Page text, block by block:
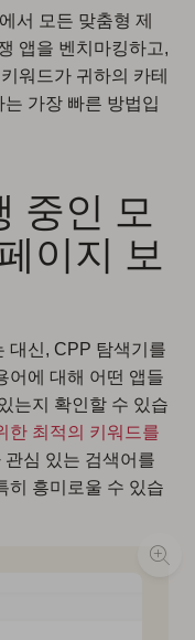
에서 모든 맞춤형 제
앱을 벤치마킹하고,
워드가 귀하의 카테
가장 빠른 방법입
중인 모
이지 보
대신, CPP 탐색기를
어에 대해 어떤 앱들
는지 확인할 수 있습
한 최적의 키워드를
심 있는 검색어를
히 흥미로울 수 있습